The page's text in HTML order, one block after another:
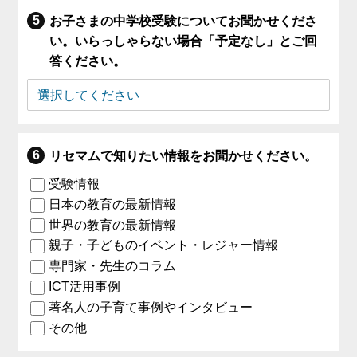
お子さまの中学校受験についてお聞かせくださ
い。いらっしゃらない場合「予定なし」とご回
答ください。
リセマムで知りたい情報をお聞かせください。
受験情報
日本の教育の最新情報
世界の教育の最新情報
親子・子どものイベント・レジャー情報
専門家・先生のコラム
ICT活用事例
著名人の子育て事例やインタビュー
その他